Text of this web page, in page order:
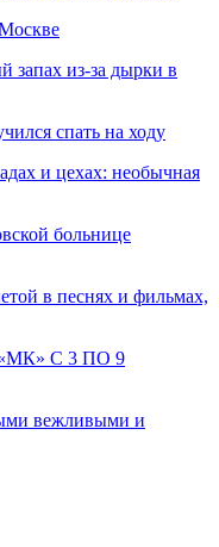
запах из-за дырки в
спать на ходу
и цехах: необычная
больнице
в песнях и фильмах,
С 3 ПО 9
вежливыми и